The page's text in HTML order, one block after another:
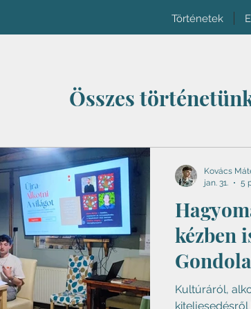
Történetek
Összes
kézben
Kultúráról,
Kovács
jan. 31.
5